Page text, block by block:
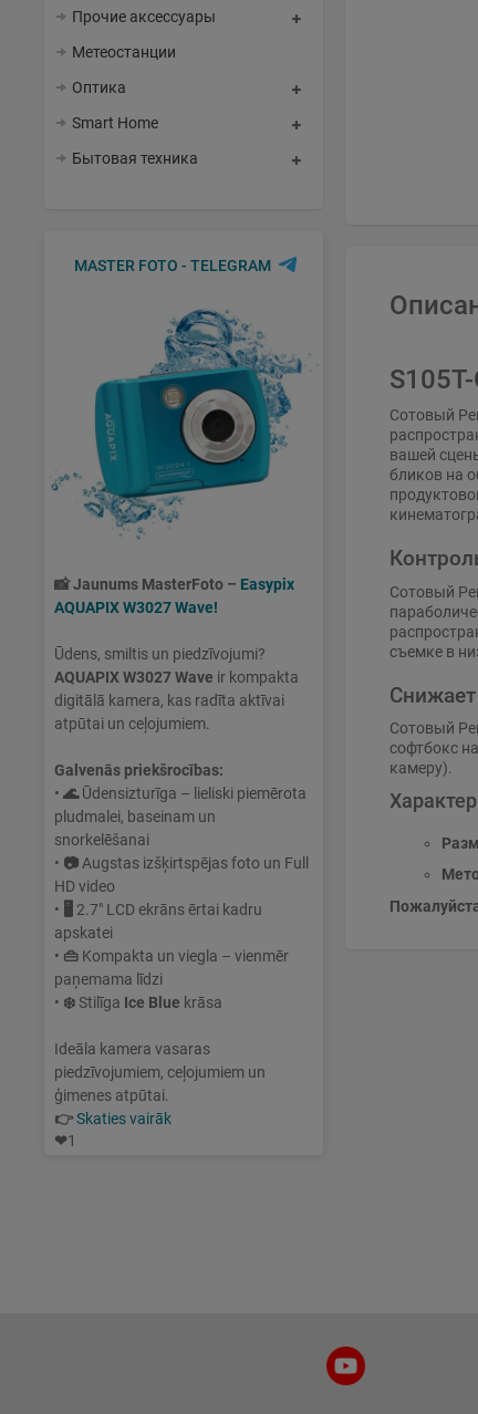
Прочие аксессуары
Метеостанции
Оптика
Smart Home
Бытовая техника
MASTER FOTO - TELEGRAM
📸Jaunums MasterFoto – Easypix
AQUAPIX W3027 Wave!
Ūdens, smiltis un piedzīvojumi?
AQUAPIX W3027 Wave ir kompakta
digitālā kamera, kas radīta aktīvai
atpūtai un ceļojumiem.
Galvenās priekšrocības:
• 🌊Ūdensizturīga – lieliski piemērota
pludmalei, baseinam un
snorkelēšanai
• 📷 Augstas izšķirtspējas foto un Full
HD video
• 🖥 2.7" LCD ekrāns ērtai kadru
apskatei
• 👜 Kompakta un viegla – vienmēr
paņemama līdzi
• ❄️Stilīga Ice Blue krāsa
Ideāla kamera vasaras
piedzīvojumiem, ceļojumiem un
ģimenes atpūtai.
👉Skaties vairāk
❤1
Сотовый
вашей
бликов на
Сотовый
съемке в
Сотовый
софтбокс
камеру).